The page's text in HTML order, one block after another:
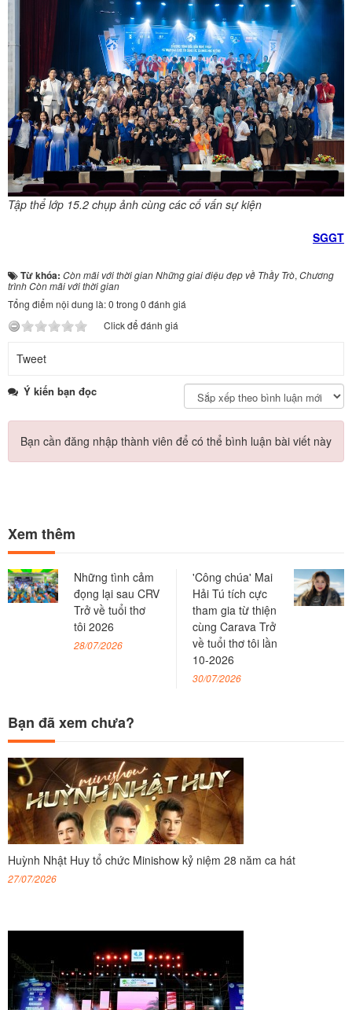
Tập thể lớp 15.2 chụp ảnh cùng các cố vấn sự kiện
SGGT
Từ khóa: Còn mãi với thời gian Những giai điệu đẹp về Thầy Trò,Chương
trình Còn mãi với thời gian
Tổng điểm nội dung là: 0 trong 0 đánh giá
Click để đánh giá
Tweet
Ý kiến bạn đọc
Bạn cần đăng nhập thành viên để có thể bình luận bài viết này
Xem thêm
Những tình cảm
đọng lại sau CRV
Trở về tuổi thơ
tôi 2026
28/07/2026
'Công chúa' Mai
Hải Tú tích cực
tham gia từ thiện
cùng Carava Trở
về tuổi thơ tôi lần
10-2026
30/07/2026
Bạn đã xem chưa?
Huỳnh Nhật Huy tổ chức Minishow kỷ niệm 28 năm ca hát
27/07/2026